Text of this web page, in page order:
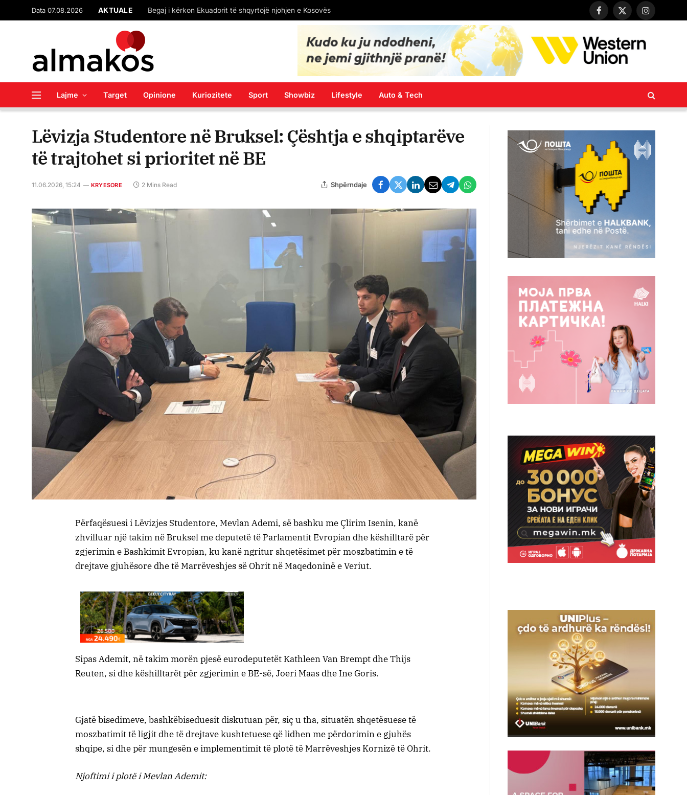
Data 07.08.2026 AKTUALE
Facebook
X
Instagram
Lajme Target Opinione Kuriozitete Sport Showbiz Lifestyle Auto & Tech
Lëvizja Studentore në Bruksel: Çështja e shqiptarëve
të trajtohet si prioritet në BE
11.06.2026, 15:24 KRYESORE 2 Mins Read Shpërndaje
Përfaqësuesi i Lëvizjes Studentore, Mevlan Ademi, së bashku me Çlirim Isenin, kanë
zhvilluar një takim në Bruksel me deputetë të Parlamentit Evropian dhe këshilltarë për
zgjerimin e Bashkimit Evropian, ku kanë ngritur shqetësimet për moszbatimin e të
drejtave gjuhësore dhe të Marrëveshjes së Ohrit në Maqedoninë e Veriut.
Sipas Ademit, në takim morën pjesë eurodeputetët Kathleen Van Brempt dhe Thijs
Reuten, si dhe këshilltarët për zgjerimin e BE-së, Joeri Maas dhe Ine Goris.
Gjatë bisedimeve, bashkëbiseduesit diskutuan për, siç u tha, situatën shqetësuese të
moszbatimit të ligjit dhe të drejtave kushtetuese që lidhen me përdorimin e gjuhës
shqipe, si dhe për mungesën e implementimit të plotë të Marrëveshjes Kornizë të Ohrit.
Njoftimi i plotë i Mevlan Ademit: